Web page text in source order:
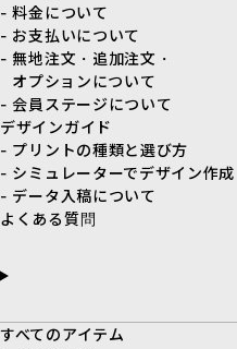
- 料金について
- お支払いについて
- 無地注文・追加注文・
オプションについて
- 会員ステージについて
デザインガイド
- プリントの種類と選び方
- シミュレーターでデザイン作成
- データ入稿について
よくある質問
すべてのアイテム